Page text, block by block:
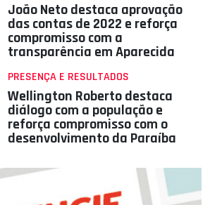
João Neto destaca aprovação
das contas de 2022 e reforça
compromisso com a
transparência em Aparecida
PRESENÇA E RESULTADOS
Wellington Roberto destaca
diálogo com a população e
reforça compromisso com o
desenvolvimento da Paraíba